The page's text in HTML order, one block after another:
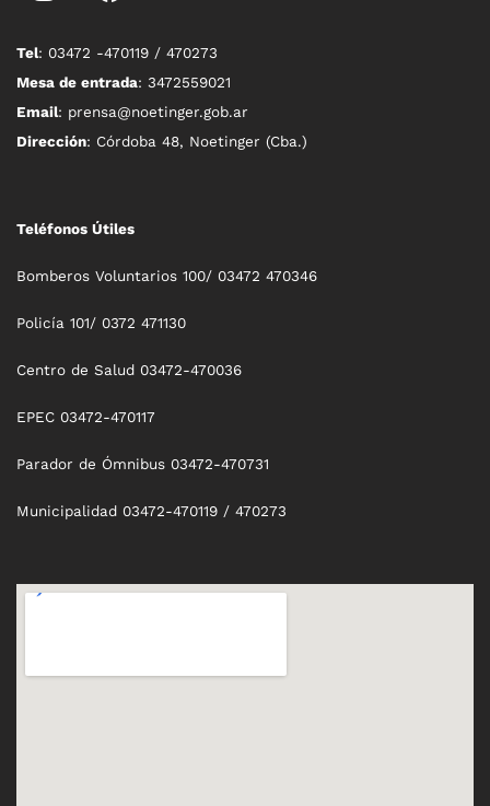
Tel: 03472 -470119 / 470273
Mesa de entrada: 3472559021
Email: prensa@noetinger.gob.ar
Dirección: Córdoba 48, Noetinger (Cba.)
Teléfonos Útiles
Bomberos Voluntarios 100/ 03472 470346
Policía 101/ 0372 471130
Centro de Salud 03472-470036
EPEC 03472-470117
Parador de Ómnibus 03472-470731
Municipalidad 03472-470119 / 470273